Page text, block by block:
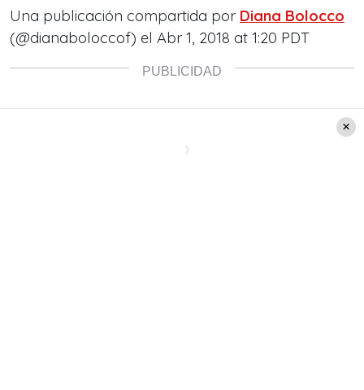
Una publicación compartida por Diana Bolocco
(@dianaboloccof) el Abr 1, 2018 at 1:20 PDT